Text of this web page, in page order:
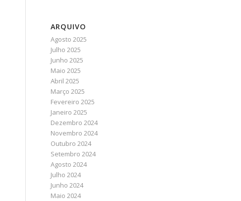
ARQUIVO
Agosto 2025
Julho 2025
Junho 2025
Maio 2025
Abril 2025
Março 2025
Fevereiro 2025
Janeiro 2025
Dezembro 2024
Novembro 2024
Outubro 2024
Setembro 2024
Agosto 2024
Julho 2024
Junho 2024
Maio 2024